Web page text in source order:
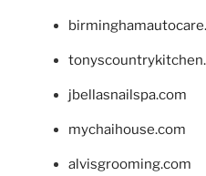
jbellasnailspa.com
mychaihouse.com
alvisgrooming.com